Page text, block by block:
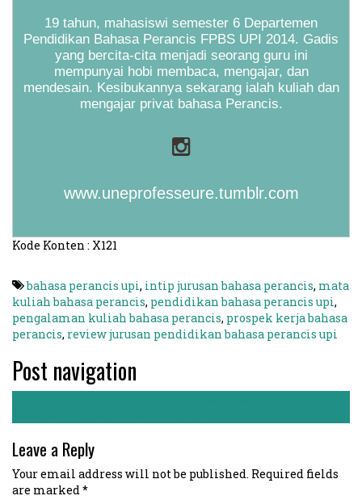
19 tahun, mahasiswi semester 6 Departemen
Pendidikan Bahasa Perancis FPBS UPI 2014. Gadis
yang bercita-cita menjadi seorang guru ini
mempunyai hobi membaca, mengajar, dan
mendesain. Kesibukannya sekarang ialah kuliah dan
mengajar privat bahasa Perancis.
www.uneprofesseure.tumblr.com
Kode Konten : X121
bahasa perancis upi, intip jurusan bahasa perancis, mata
kuliah bahasa perancis, pendidikan bahasa perancis upi,
pengalaman kuliah bahasa perancis, prospek kerja bahasa
perancis, review jurusan pendidikan bahasa perancis upi
Post navigation
Leave a Reply
Your email address will not be published. Required fields
are marked*